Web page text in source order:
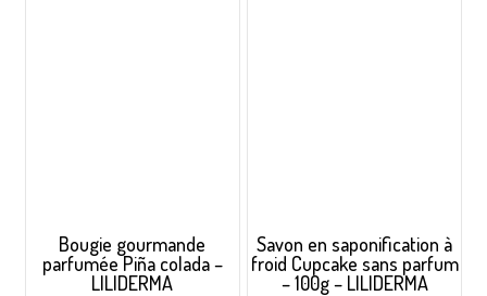
Bougie gourmande
parfumée Piña colada –
LILIDERMA
Savon en saponification à
froid Cupcake sans parfum
– 100g – LILIDERMA